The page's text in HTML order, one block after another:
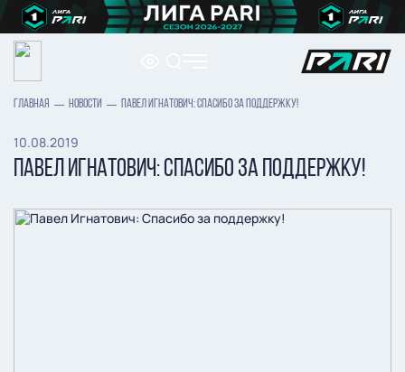
ГЛАВНАЯ НОВОСТИ ПАВЕЛ ИГНАТОВИЧ: СПАСИБО ЗА ПОДДЕРЖКУ!
10.08.2019
ПАВЕЛ ИГНАТОВИЧ: СПАСИБО ЗА ПОДДЕРЖКУ!